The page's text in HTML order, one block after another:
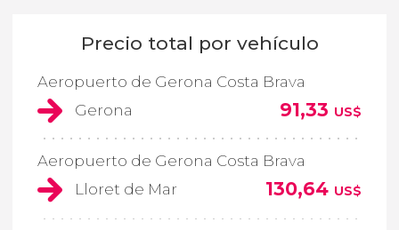
Precio total por vehículo
Aeropuerto de Gerona Costa Brava
Gerona
91,33 US$
Aeropuerto de Gerona Costa Brava
Lloret de Mar
130,64 US$